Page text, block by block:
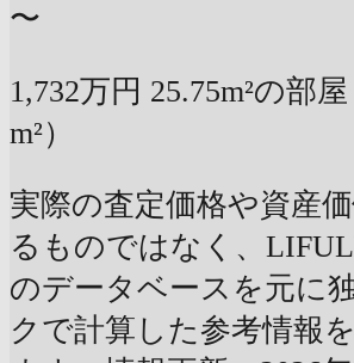
〜
1,732万円 25.75m²の部屋
m²）
実際の査定価格や資産
るものではなく、
のデータベースを元に
クで計算した参考情報